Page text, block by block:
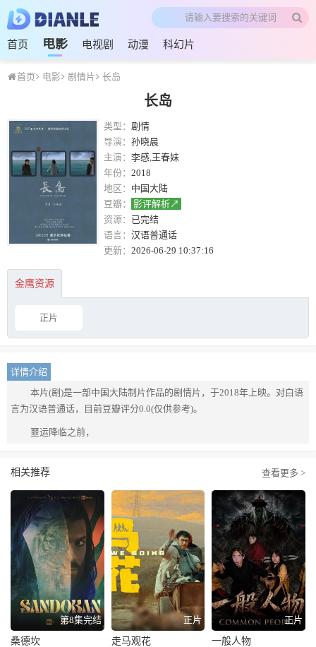
首页 电影 电视剧 动漫 科幻片
首页 电影 剧情片 长岛
长岛
类型： 剧情
导演： 孙晓晨
主演： 李感,王春妹
年份： 2018
地区： 中国大陆
豆瓣：
影评解析↗
资源： 已完结
语言： 汉语普通话
更新： 2026-06-29 10:37:16
金鹰资源
正片
详情介绍
本片(剧)是一部中国大陆制片作品的剧情片，于2018年上映。对白语
言为汉语普通话，目前豆瓣评分0.0(仅供参考)。
噩运降临之前，
相关推荐 查看更多 >
第8集完结
桑德坎
正片
走马观花
正片
一般人物